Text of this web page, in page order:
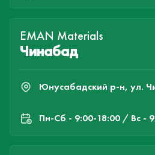
EMAN Materials
Чинабад
Юнусабадский р-н, ул.
Пн-Cб - 9:00-18:00 / Вс -